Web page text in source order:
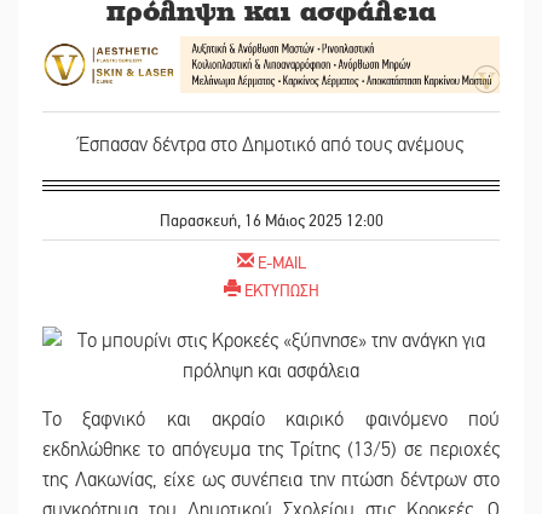
πρόληψη και ασφάλεια
Έσπασαν δέντρα στο Δημοτικό από τους ανέμους
Παρασκευή, 16 Μάιος 2025 12:00
E-MAIL
ΕΚΤΥΠΩΣΗ
Το ξαφνικό και ακραίο καιρικό φαινόμενο πού
εκδηλώθηκε το απόγευμα της Τρίτης (13/5) σε περιοχές
της Λακωνίας, είχε ως συνέπεια την πτώση δέντρων στο